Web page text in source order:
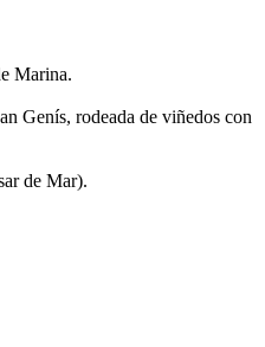
Marina.
Genís, rodeada de viñedos con
de Mar).